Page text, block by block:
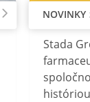
NOVINKY
Stada